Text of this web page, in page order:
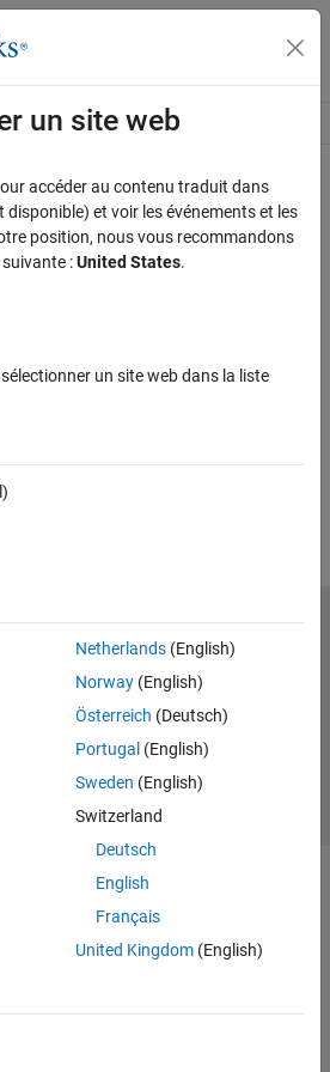
l'affichage du menu
un site web
accéder au contenu traduit dans
et voir les événements et les
position, nous vous recommandons
:United States.
un site web dans la liste
Netherlands(English)
Norway(English)
Österreich (Deutsch)
Portugal (English)
Sweden (English)
Switzerland
Deutsch
English
Français
United Kingdom(English)
Contacts locaux
Inc.